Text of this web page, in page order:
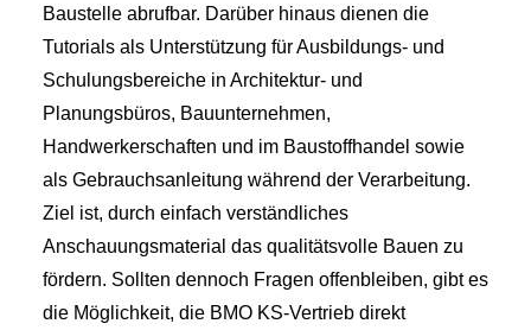
Baustelle abrufbar. Darüber hinaus dienen die
Tutorials als Unterstützung für Ausbildungs- und
Schulungsbereiche in Architektur- und
Planungsbüros, Bauunternehmen,
Handwerkerschaften und im Baustoffhandel sowie
als Gebrauchsanleitung während der Verarbeitung.
Ziel ist, durch einfach verständliches
Anschauungsmaterial das qualitätsvolle Bauen zu
fördern. Sollten dennoch Fragen offenbleiben, gibt es
die Möglichkeit, die BMO KS-Vertrieb direkt